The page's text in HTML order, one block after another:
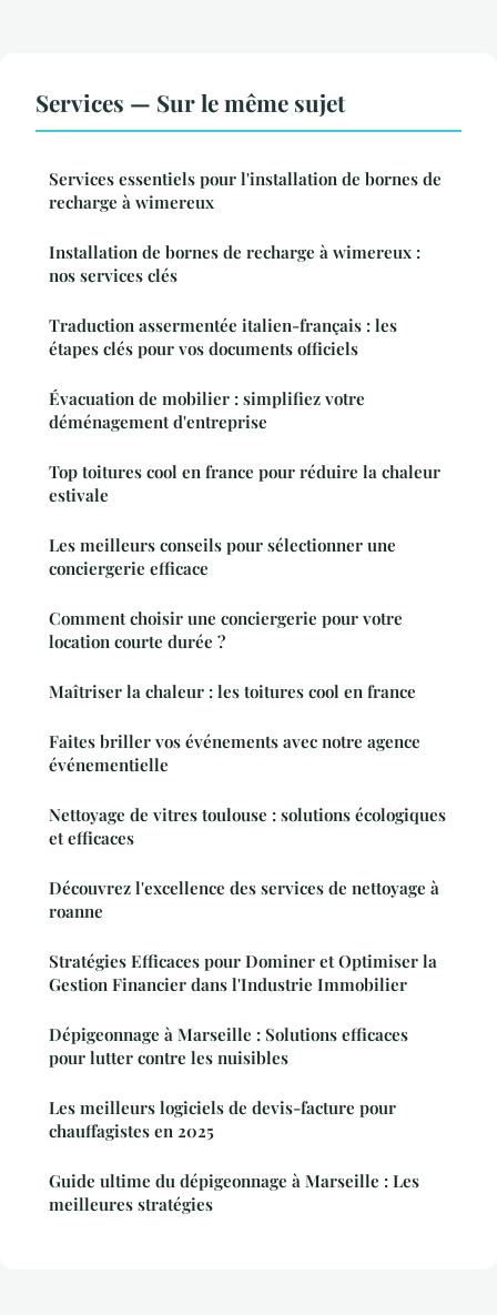
Services — Sur le même sujet
Services essentiels pour l'installation de bornes de
recharge à wimereux
Installation de bornes de recharge à wimereux :
nos services clés
Traduction assermentée italien-français : les
étapes clés pour vos documents officiels
Évacuation de mobilier : simplifiez votre
déménagement d'entreprise
Top toitures cool en france pour réduire la chaleur
estivale
Les meilleurs conseils pour sélectionner une
conciergerie efficace
Comment choisir une conciergerie pour votre
location courte durée ?
Maîtriser la chaleur : les toitures cool en france
Faites briller vos événements avec notre agence
événementielle
Nettoyage de vitres toulouse : solutions écologiques
et efficaces
Découvrez l'excellence des services de nettoyage à
roanne
Stratégies Efficaces pour Dominer et Optimiser la
Gestion Financier dans l'Industrie Immobilier
Dépigeonnage à Marseille : Solutions efficaces
pour lutter contre les nuisibles
Les meilleurs logiciels de devis-facture pour
chauffagistes en 2025
Guide ultime du dépigeonnage à Marseille : Les
meilleures stratégies